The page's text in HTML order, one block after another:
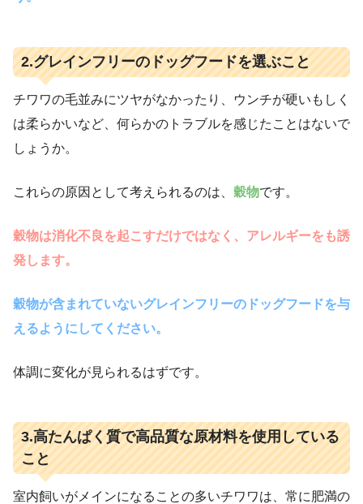
2.グレインフリーのドッグフードを選ぶこと
チワワの毛並みにツヤがなかったり、ウンチが硬いもしく
は柔らかいなど、何らかのトラブルを感じたことはないで
しょうか。
これらの原因として考えられるのは、 穀物です。
穀物は消化不良を起こすだけではなく、アレルギーをも誘
発します。
穀物が含まれていないグレインフリーのドッグフードを与
えるようにしてください。
体調に変化が見られるはずです。
3.高たんぱく質で高品質な原材料を使用している
こと
室内飼いがメインになることの多いチワワは、常に肥満の